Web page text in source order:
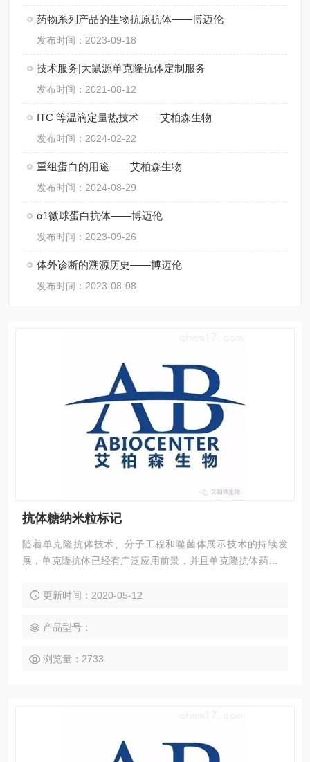
药物系列产品的生物抗原抗体——博迈伦
发布时间：2023-09-18
技术服务|大鼠源单克隆抗体定制服务
发布时间：2021-08-12
ITC 等温滴定量热技术——艾柏森生物
发布时间：2024-02-22
重组蛋白的用途——艾柏森生物
发布时间：2024-08-29
α1微球蛋白抗体——博迈伦
发布时间：2023-09-26
体外诊断的溯源历史——博迈伦
发布时间：2023-08-08
抗体糖纳米粒标记
随着单克隆抗体技术、分子工程和噬菌体展示技术的持续发
展，单克隆抗体已经有广泛应用前景，并且单克隆抗体药物也
疗，而纳米技术也在稳步发展；糖标记的抗体纳米探针可以高
探知细胞内部损伤；监控活细胞中的蛋白质以及您感兴趣的其
更新时间：2020-05-12
产品型号：
浏览量：2733